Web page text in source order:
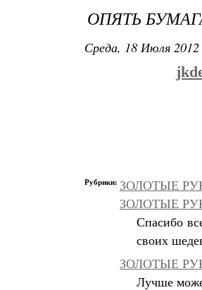
ОПЯТЬ
Среда, 18 Июля
Рубрики: ЗОЛОТЫЕ
ЗОЛОТЫЕ
Спасибо
своих
ЗОЛОТЫЕ
Лучше